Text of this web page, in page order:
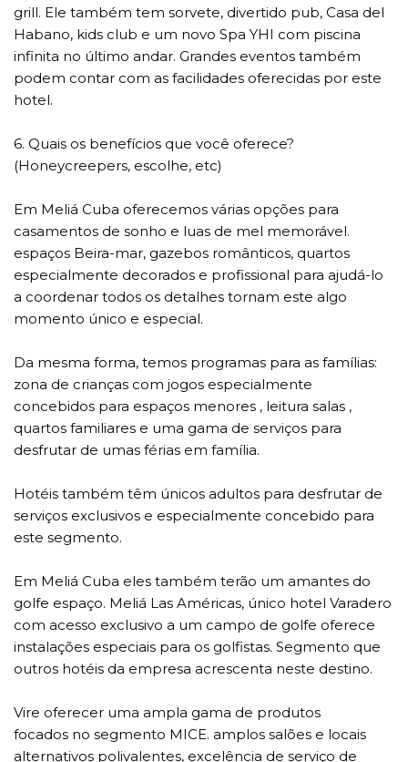
grill. Ele também tem sorvete, divertido pub, Casa del
Habano, kids club e um novo Spa YHI com piscina
infinita no último andar. Grandes eventos também
podem contar com as facilidades oferecidas por este
hotel.
6. Quais os benefícios que você oferece?
(Honeycreepers, escolhe, etc)
Em Meliá Cuba oferecemos várias opções para
casamentos de sonho e luas de mel memorável.
espaços Beira-mar, gazebos românticos, quartos
especialmente decorados e profissional para ajudá-lo
a coordenar todos os detalhes tornam este algo
momento único e especial.
Da mesma forma, temos programas para as famílias:
zona de crianças com jogos especialmente
concebidos para espaços menores , leitura salas ,
quartos familiares e uma gama de serviços para
desfrutar de umas férias em família.
Hotéis também têm únicos adultos para desfrutar de
serviços exclusivos e especialmente concebido para
este segmento.
Em Meliá Cuba eles também terão um amantes do
golfe espaço. Meliá Las Américas, único hotel Varadero
com acesso exclusivo a um campo de golfe oferece
instalações especiais para os golfistas. Segmento que
outros hotéis da empresa acrescenta neste destino.
Vire oferecer uma ampla gama de produtos
focados no segmento MICE. amplos salões e locais
alternativos polivalentes, excelência de serviço de